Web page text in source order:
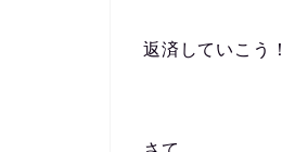
返済していこう！